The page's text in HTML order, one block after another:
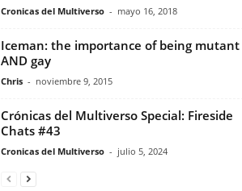
Cronicas del Multiverso - mayo 16, 2018
Iceman: the importance of being mutant
AND gay
Chris - noviembre 9, 2015
Crónicas del Multiverso Special: Fireside
Chats #43
Cronicas del Multiverso - julio 5, 2024